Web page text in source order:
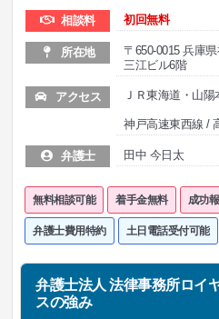
相談料 初回無料
所在地
〒650-0015 兵庫
三江ビル6階
アクセス ＪＲ東海道・山
神戸高速東西線 /
弁護士 田中 今日太
無料相談可能 着手金無料 成功
弁護士費用特約 土日電話受付可能
弁護士法人 法律事務所ロイ
スの強み